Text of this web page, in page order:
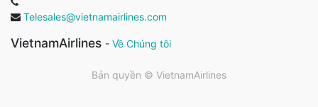
Telesales@vietnamairlines.com
VietnamAirlines - Về Chúng tôi
Bản quyền © VietnamAirlines